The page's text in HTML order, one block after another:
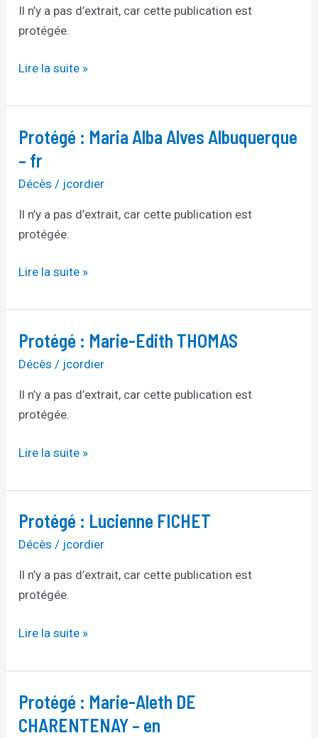
Il n’y a pas d’extrait, car cette publication est
protégée.
Albuquerque
–
Lire la suite »
Protégé : Maria Alba Alves Albuquerque
– fr
Décès / jcordier
Il n’y a pas d’extrait, car cette publication est
protégée.
Protégé :
Maria
Albuquerque
–
Lire la suite »
Protégé : Marie-Edith THOMAS
Décès / jcordier
Il n’y a pas d’extrait, car cette publication est
protégée.
Protégé :
Marie-
THOMAS
Lire la suite »
Protégé : Lucienne FICHET
Décès / jcordier
Il n’y a pas d’extrait, car cette publication est
protégée.
Protégé :
Lucienne
Lire la suite »
Protégé : Marie-Aleth DE
CHARENTENAY – en
Protégé :
Marie-